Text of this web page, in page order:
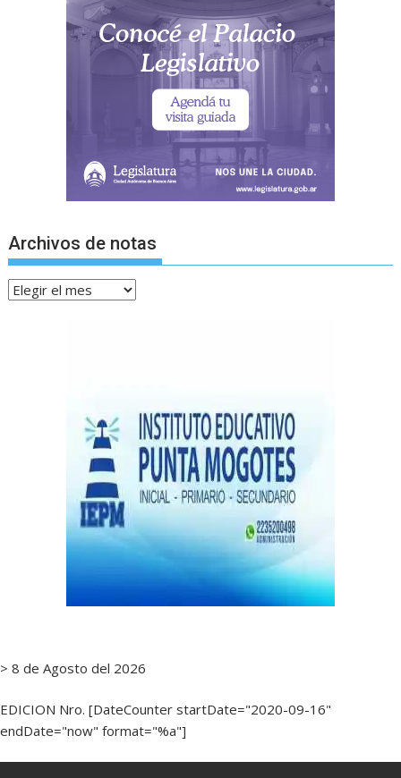
Archivos de notas
Archivos
> 8 de Agosto del 2026
EDICION Nro. [DateCounter startDate="2020-09-16"
endDate="now" format="%a"]